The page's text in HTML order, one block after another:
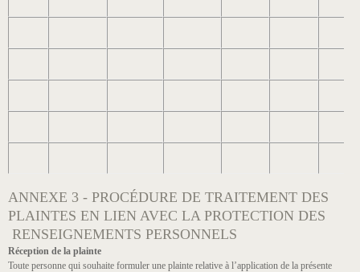
ANNEXE 3 - PROCÉDURE DE TRAITEMENT DES
PLAINTES EN LIEN AVEC LA PROTECTION DES
RENSEIGNEMENTS PERSONNELS
Réception de la plainte
Toute personne qui souhaite formuler une plainte relative à l’application de la présente